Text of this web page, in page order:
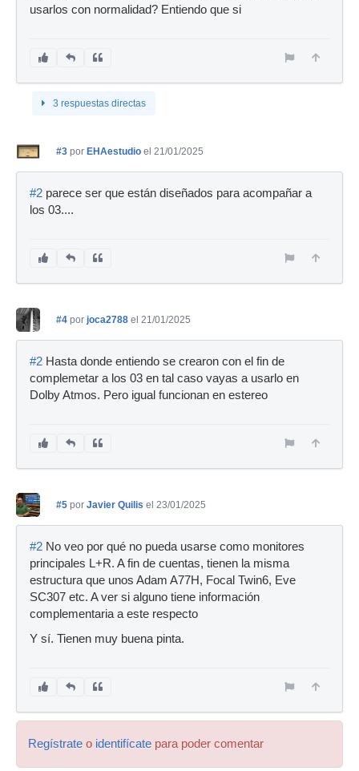
usarlos con normalidad? Entiendo que si
3 respuestas directas
#3 por EHAestudio el 21/01/2025
#2 parece ser que están diseñados para acompañar a
los 03....
#4 por joca2788 el 21/01/2025
#2 Hasta donde entiendo se crearon con el fin de
complemetar a los 03 en tal caso vayas a usarlo en
Dolby Atmos. Pero igual funcionan en estereo
#5 por Javier Quilis el 23/01/2025
#2 No veo por qué no pueda usarse como monitores
principales L+R. A fin de cuentas, tienen la misma
estructura que unos Adam A77H, Focal Twin6, Eve
SC307 etc. A ver si alguno tiene información
complementaria a este respecto
Y sí. Tienen muy buena pinta.
Regístrate o identifícate para poder comentar